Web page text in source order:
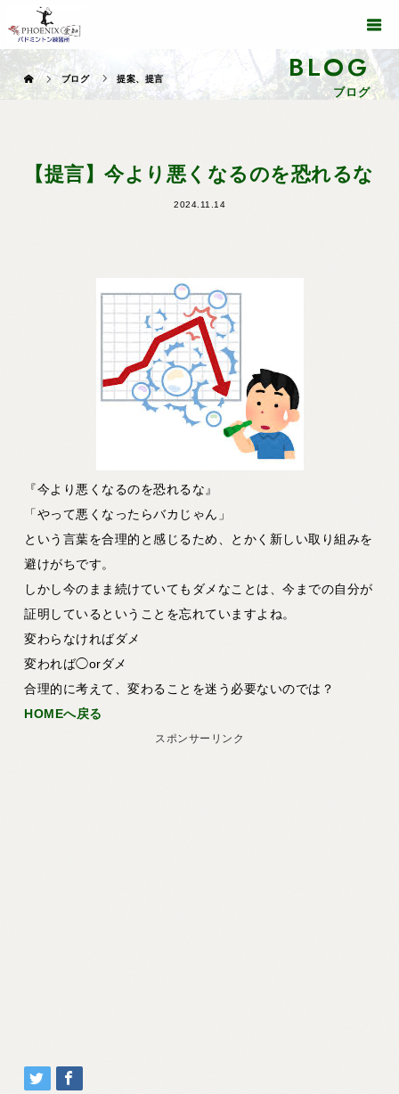
BLOG
ブログ
ブログ 提案、提言
【提言】今より悪くなるのを恐れるな
2024.11.14
『今より悪くなるのを恐れるな』
「やって悪くなったらバカじゃん」
という言葉を合理的と感じるため、とかく新しい取り組みを
避けがちです。
しかし今のまま続けていてもダメなことは、今までの自分が
証明しているということを忘れていますよね。
変わらなければダメ
変われば◯orダメ
合理的に考えて、変わることを迷う必要ないのでは？
HOMEへ戻る
スポンサーリンク